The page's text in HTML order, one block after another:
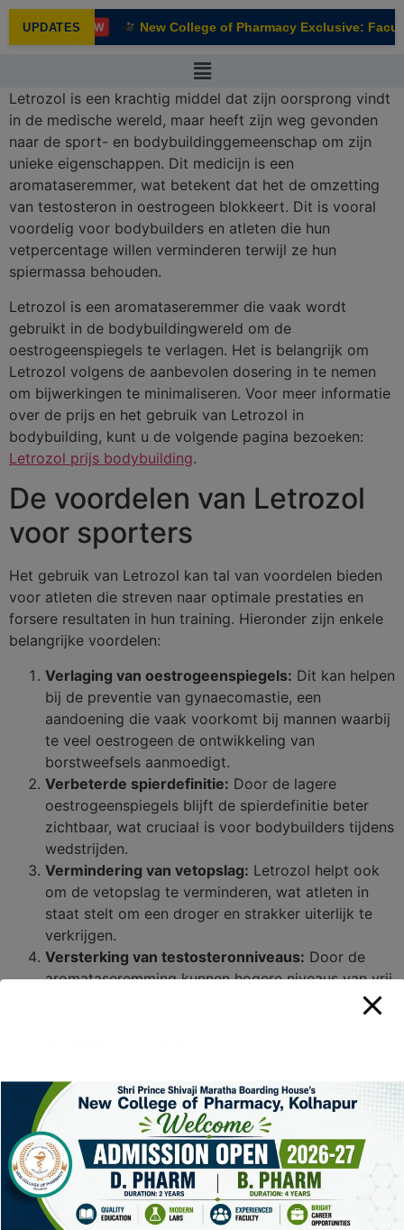
UPDATESNEW New College of Pharmacy Exclusive:
Letrozol is een krachtig middel dat zijn oorsprong vindt
in de medische wereld, maar heeft zijn weg gevonden
naar de sport- en bodybuildinggemeenschap om zijn
unieke eigenschappen. Dit medicijn is een
aromataseremmer, wat betekent dat het de omzetting
van testosteron in oestrogeen blokkeert. Dit is vooral
voordelig voor bodybuilders en atleten die hun
vetpercentage willen verminderen terwijl ze hun
spiermassa behouden.
Letrozol is een aromataseremmer die vaak wordt
gebruikt in de bodybuildingwereld om de
oestrogeenspiegels te verlagen. Het is belangrijk om
Letrozol volgens de aanbevolen dosering in te nemen
om bijwerkingen te minimaliseren. Voor meer informatie
over de prijs en het gebruik van Letrozol in
bodybuilding, kunt u de volgende pagina bezoeken:
Letrozol prijs bodybuilding.
De voordelen van Letrozol
voor sporters
Het gebruik van Letrozol kan tal van voordelen bieden
voor atleten die streven naar optimale prestaties en
forsere resultaten in hun training. Hieronder zijn enkele
belangrijke voordelen:
Verlaging van oestrogeenspiegels: Dit kan helpen
bij de preventie van gynaecomastie, een
aandoening die vaak voorkomt bij mannen waarbij
te veel oestrogeen de ontwikkeling van
borstweefsels aanmoedigt.
Verbeterde spierdefinitie: Door de lagere
oestrogeenspiegels blijft de spierdefinitie beter
zichtbaar, wat cruciaal is voor bodybuilders tijdens
wedstrijden.
Vermindering van vetopslag: Letrozol helpt ook
om de vetopslag te verminderen, wat atleten in
staat stelt om een droger en strakker uiterlijk te
verkrijgen.
Versterking van testosteronniveaus: Door de
aromataseremming kunnen hogere niveaus van vrij
testosteron in het lichaam behouden blijven, wat
de algehele kracht en prestaties kan verbeteren.
hen in staat stelt om vaker en effectiever te
trainen.
Letrozol effectief gebruiken
in jouw trainingsschema
Om het maximale uit Letrozol te halen, is het cruciaal
modal-check